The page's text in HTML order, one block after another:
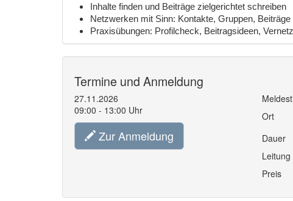
Inhalte finden und Beiträge zielgerichtet schreiben
Netzwerken mit Sinn: Kontakte, Gruppen,
Praxisübungen: Profilcheck, Beitragsideen,
Termine und Anmeldung
27.11.2026
09:00 - 13:00 Uhr
Zur Anmeldung
Ort
Dauer
Leitung
Preis